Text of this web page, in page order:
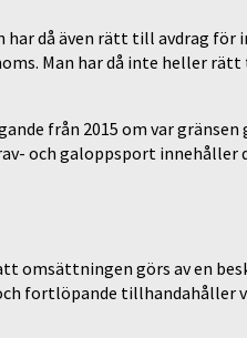
då även rätt till avdrag för
Man har då inte heller
från 2015 om var gränsen
och galoppsport innehåller
omsättningen görs av en
fortlöpande tillhandahåller